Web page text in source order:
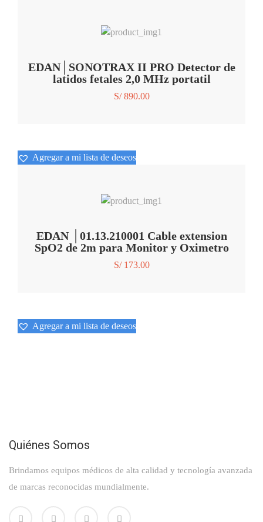
EDAN│SONOTRAX II PRO Detector de
latidos fetales 2,0 MHz portatil
S/890.00
Agregar a mi lista de deseos
EDAN │01.13.210001 Cable extension
SpO2 de 2m para Monitor y Oximetro
S/173.00
Agregar a mi lista de deseos
Quiénes Somos
Brindamos equipos médicos de alta calidad y tecnología avanzada
de marcas reconocidas mundialmente.